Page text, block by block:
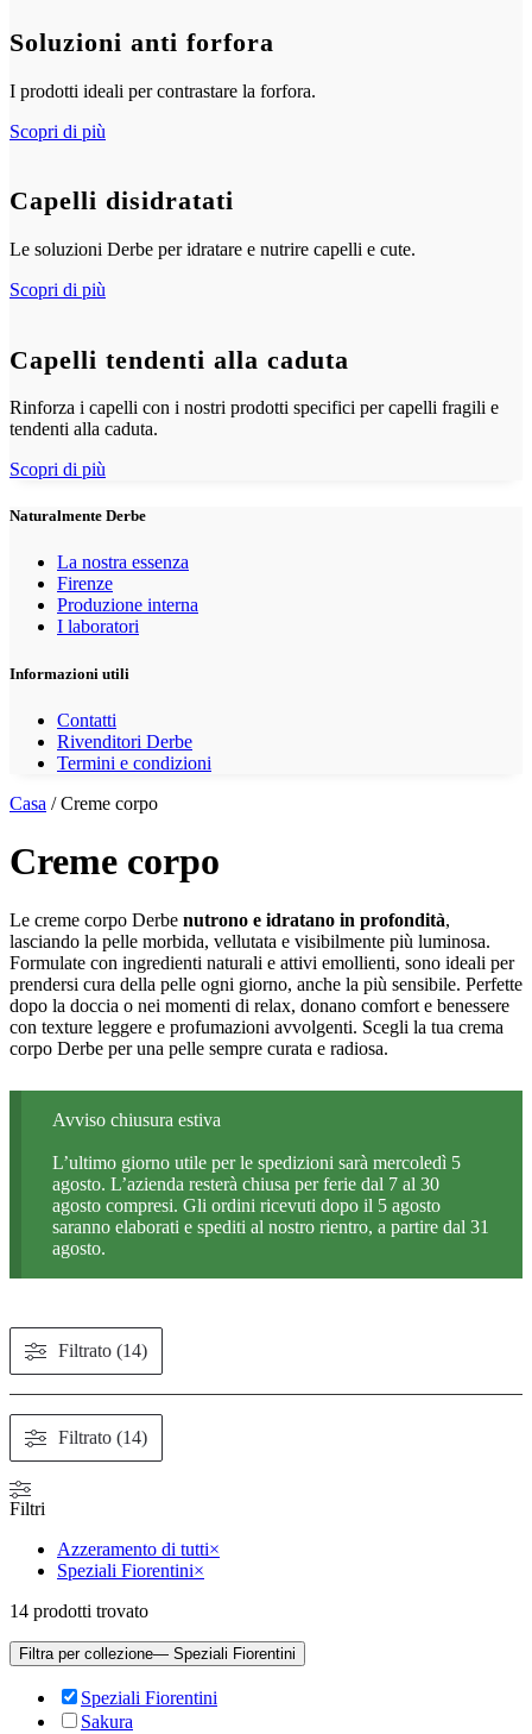
Soluzioni anti forfora
I prodotti ideali per contrastare la forfora.
Scopri di più
Capelli disidratati
Le soluzioni Derbe per idratare e nutrire capelli e cute.
Scopri di più
Capelli tendenti alla caduta
Rinforza i capelli con i nostri prodotti specifici per capelli fragili e
tendenti alla caduta.
Scopri di più
Naturalmente Derbe
La nostra essenza
Firenze
Produzione interna
I laboratori
Informazioni utili
Contatti
Rivenditori Derbe
Termini e condizioni
Casa / Creme corpo
Creme corpo
Le creme corpo Derbe nutrono e idratano in profondità,
lasciando la pelle morbida, vellutata e visibilmente più luminosa.
Formulate con ingredienti naturali e attivi emollienti, sono ideali per
prendersi cura della pelle ogni giorno, anche la più sensibile. Perfette
dopo la doccia o nei momenti di relax, donano comfort e benessere
con texture leggere e profumazioni avvolgenti. Scegli la tua crema
corpo Derbe per una pelle sempre curata e radiosa.
Avviso chiusura estiva
L’ultimo giorno utile per le spedizioni sarà mercoledì 5
agosto. L’azienda resterà chiusa per ferie dal 7 al 30
agosto compresi. Gli ordini ricevuti dopo il 5 agosto
saranno elaborati e spediti al nostro rientro, a partire dal 31
agosto.
Filtrato (14)
Filtrato (14)
Filtri
Azzeramento di tutti×
Speziali Fiorentini×
14 prodotti trovato
Filtra per collezione— Speziali Fiorentini
Speziali Fiorentini
Sakura